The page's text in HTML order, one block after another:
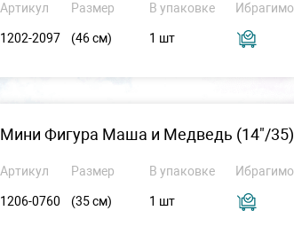
Артикул Размер В упаковке
1202-2097 (46 см) 1 шт
Мини Фигура Маша и Медведь (14"/35)
Артикул Размер В упаковке
1206-0760 (35 см) 1 шт